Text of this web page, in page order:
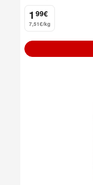
1
. 99€
7,51€/kg